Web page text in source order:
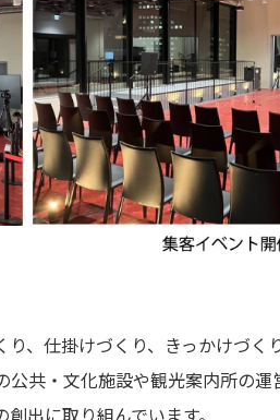
、仕掛けづくり、きっかけづく
共・文化施設や観光案内所の
出に取り組んでいます。